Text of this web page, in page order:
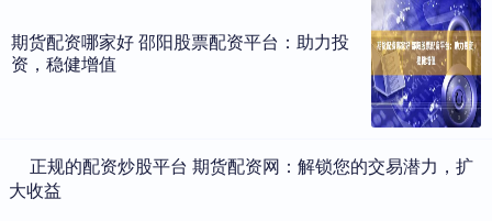
期货配资哪家好 邵阳股票配资平台：助力投
资，稳健增值
​正规的配资炒股平台 期货配资网：解锁您的交易潜力，扩
大收益